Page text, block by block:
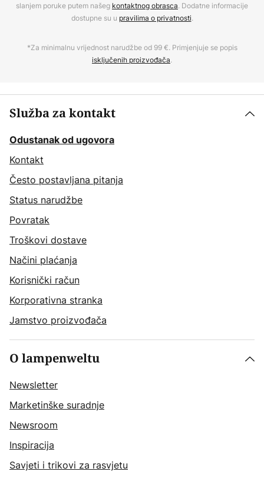
slanjem poruke putem našeg kontaktnog obrasca. Dodatne informacije
dostupne su u pravilima o privatnosti.
*Za minimalnu vrijednost narudžbe od 99 €. Primjenjuje se popis
isključenih proizvođača.
Služba za kontakt
Odustanak od ugovora
Kontakt
Često postavljana pitanja
Status narudžbe
Povratak
Troškovi dostave
Načini plaćanja
Korisnički račun
Korporativna stranka
Jamstvo proizvođača
O lampenweltu
Newsletter
Marketinške suradnje
Newsroom
Inspiracija
Savjeti i trikovi za rasvjetu